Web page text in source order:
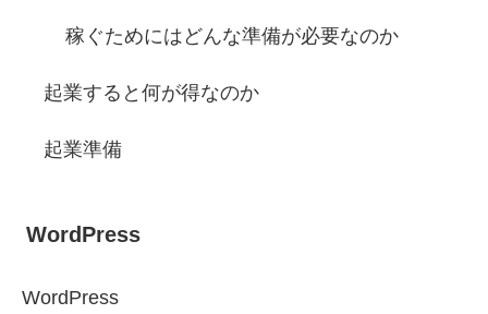
稼ぐためにはどんな準備が必要なのか
起業すると何が得なのか
起業準備
WordPress
WordPress